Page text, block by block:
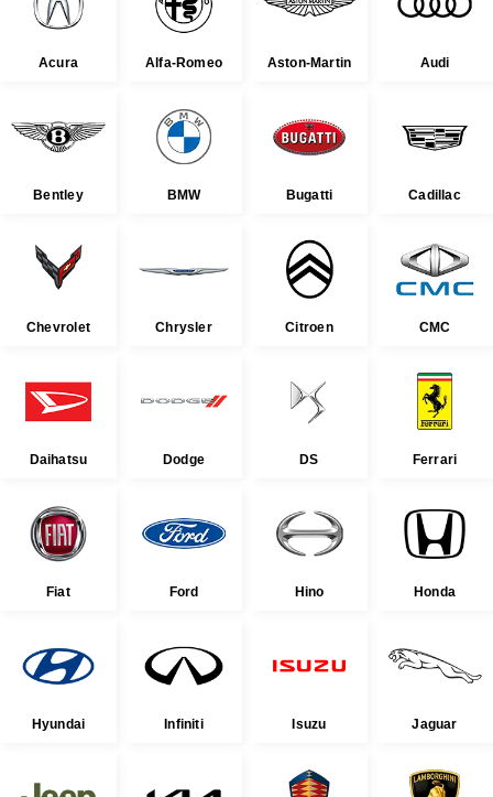
Acura Alfa-Romeo Aston-Martin Audi
Bentley BMW Bugatti Cadillac
Chevrolet Chrysler Citroen CMC
Daihatsu Dodge DS Ferrari
Fiat Ford Hino Honda
Hyundai Infiniti Isuzu Jaguar